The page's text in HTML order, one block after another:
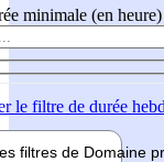
minimale (en heure)
le filtre de durée
filtres de Domaine